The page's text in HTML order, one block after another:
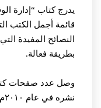
يدرج كتاب “إدارة
قائمة أجمل الكتب
النصائح المفيدة
بطريقة فعالة.
نشره في عام ٢٠١٠م.